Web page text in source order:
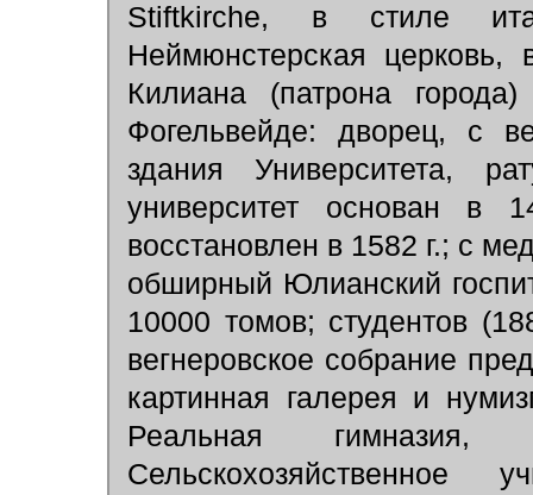
Stiftkirche, в стиле
Неймюнстерская
Килиана (патрона
Фогельвейде: дворец, с
здания Университета,
университет основан
восстановлен в 1582 г.; с
обширный Юлианский
10000 томов; студентов
вегнеровское собрание
картинная галерея и
Реальная гимназия,